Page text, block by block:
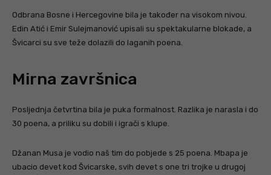
Odbrana Bosne i Hercegovine bila je također na visokom nivou.
Edin Atić i Emir Sulejmanović upisali su spektakularne blokade, a
Švicarci su sve teže dolazili do laganih poena.
Mirna završnica
Posljednja četvrtina bila je puka formalnost. Razlika je narasla i do
30 poena, a priliku su dobili i igrači s klupe.
Džanan Musa je vodio naš tim do pobjede s 25 poena. Mbapa je
ubacio devet kod Švicarske, svih devet s one tri trojke u drugoj